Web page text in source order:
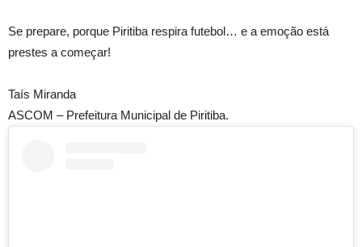
Se prepare, porque Piritiba respira futebol… e a emoção está
prestes a começar!
Taís Miranda
ASCOM – Prefeitura Municipal de Piritiba.